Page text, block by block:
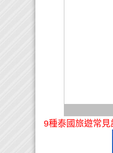
9種泰國旅遊常